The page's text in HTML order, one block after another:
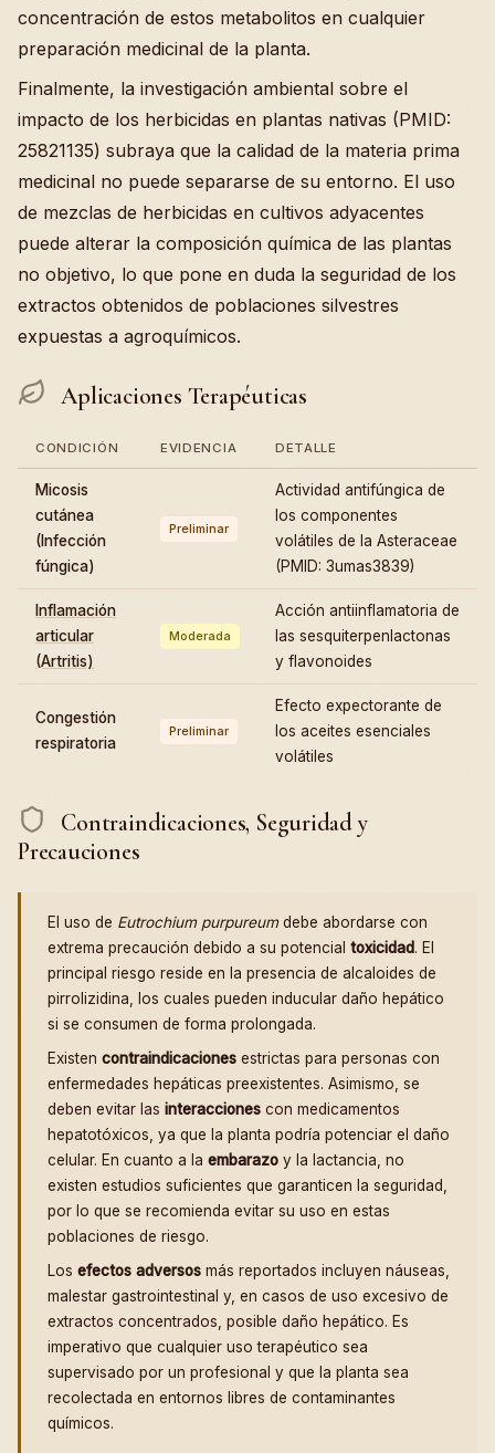
concentración de estos metabolitos en cualquier
preparación medicinal de la planta.
Finalmente, la investigación ambiental sobre el
impacto de los herbicidas en plantas nativas (PMID:
25821135) subraya que la calidad de la materia prima
medicinal no puede separarse de su entorno. El uso
de mezclas de herbicidas en cultivos adyacentes
puede alterar la composición química de las plantas
no objetivo, lo que pone en duda la seguridad de los
extractos obtenidos de poblaciones silvestres
expuestas a agroquímicos.
Aplicaciones Terapéuticas
CONDICIÓN EVIDENCIA DETALLE
Micosis
cutánea
(Infección
fúngica)
Preliminar
Actividad antifúngica de
los componentes
volátiles de la Asteraceae
(PMID: 3umas3839)
Inflamación
articular
(Artritis)
Moderada
Acción antiinflamatoria de
las sesquiterpenlactonas
y flavonoides
Congestión
respiratoria
Preliminar
Efecto expectorante de
los aceites esenciales
volátiles
Contraindicaciones, Seguridad y
Precauciones
El uso de Eutrochium purpureumdebe abordarse con
extrema precaución debido a su potencial toxicidad. El
principal riesgo reside en la presencia de alcaloides de
pirrolizidina, los cuales pueden inducular daño hepático
si se consumen de forma prolongada.
Existen contraindicaciones estrictas para personas con
enfermedades hepáticas preexistentes. Asimismo, se
deben evitar las interacciones con medicamentos
hepatotóxicos, ya que la planta podría potenciar el daño
celular. En cuanto a la embarazo y la lactancia, no
existen estudios suficientes que garanticen la seguridad,
por lo que se recomienda evitar su uso en estas
poblaciones de riesgo.
Los efectos adversos más reportados incluyen náuseas,
malestar gastrointestinal y, en casos de uso excesivo de
extractos concentrados, posible daño hepático. Es
imperativo que cualquier uso terapéutico sea
supervisado por un profesional y que la planta sea
recolectada en entornos libres de contaminantes
químicos.